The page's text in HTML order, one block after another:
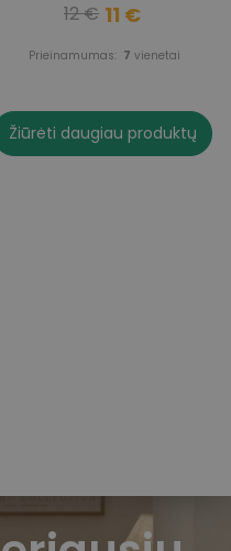
Prieinamumas: 7 vienetai
12 € 11 €
Žiūrėti daugiau produktų